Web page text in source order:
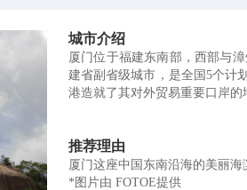
城市介绍
厦门位于福建东南部，西部与
建省副省级城市，是全国5个计
港造就了其对外贸易重要口岸的
推荐理由
厦门这座中国东南沿海的美丽
*图片由 FOTOE提供